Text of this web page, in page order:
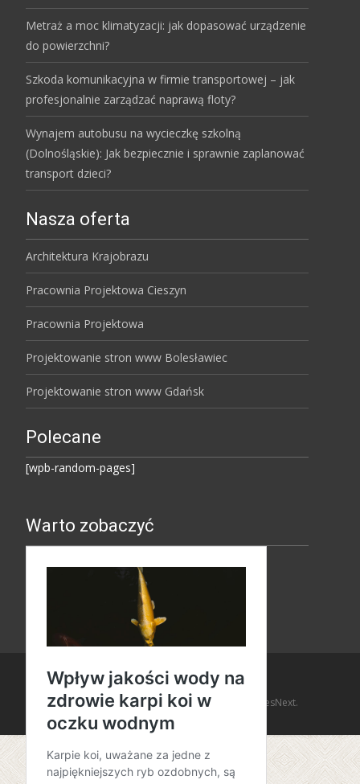
Metraż a moc klimatyzacji: jak dopasować urządzenie
do powierzchni?
Szkoda komunikacyjna w firmie transportowej – jak
profesjonalnie zarządzać naprawą floty?
Wynajem autobusu na wycieczkę szkolną
(Dolnośląskie): Jak bezpiecznie i sprawnie zaplanować
transport dzieci?
Nasza oferta
Architektura Krajobrazu
Pracownia Projektowa Cieszyn
Pracownia Projektowa
Projektowanie stron www Bolesławiec
Projektowanie stron www Gdańsk
Polecane
[wpb-random-pages]
Warto zobaczyć
Copyright © Amaro Design
Powered by WordPress, Themei-design by TemplatesNext.